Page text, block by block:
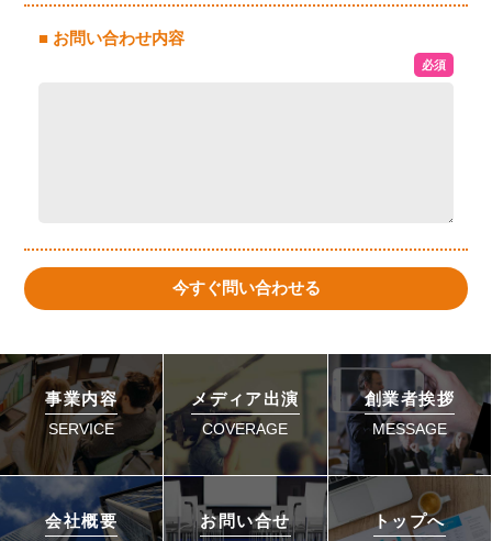
■ お問い合わせ内容
必須
事業内容
SERVICE
メディア出演
COVERAGE
創業者挨拶
MESSAGE
会社概要 お問い合せ トップへ